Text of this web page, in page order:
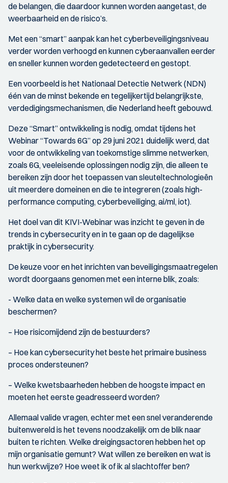
de belangen, die daardoor kunnen worden aangetast, de
weerbaarheid en de risico’s.
Met een “smart” aanpak kan het cyberbeveiligingsniveau
verder worden verhoogd en kunnen cyberaanvallen eerder
en sneller kunnen worden gedetecteerd en gestopt.
Een voorbeeld is het Nationaal Detectie Netwerk (NDN)
één van de minst bekende en tegelijkertijd belangrijkste,
verdedigingsmechanismen, die Nederland heeft gebouwd.
Deze “Smart” ontwikkeling is nodig, omdat tijdens het
Webinar “Towards 6G” op 29 juni 2021 duidelijk werd, dat
voor de ontwikkeling van toekomstige slimme netwerken,
zoals 6G, veeleisende oplossingen nodig zijn, die alleen te
bereiken zijn door het toepassen van sleuteltechnologieën
uit meerdere domeinen en die te integreren (zoals high-
performance computing, cyberbeveiliging, ai/ml, iot).
Het doel van dit KIVI-Webinar was inzicht te geven in de
trends in cybersecurity en in te gaan op de dagelijkse
praktijk in cybersecurity.
De keuze voor en het inrichten van beveiligingsmaatregelen
wordt doorgaans genomen met een interne blik, zoals:
- Welke data en welke systemen wil de organisatie
beschermen?
– Hoe risicomijdend zijn de bestuurders?
– Hoe kan cybersecurity het beste het primaire business
proces ondersteunen?
– Welke kwetsbaarheden hebben de hoogste impact en
moeten het eerste geadresseerd worden?
Allemaal valide vragen, echter met een snel veranderende
buitenwereld is het tevens noodzakelijk om de blik naar
buiten te richten. Welke dreigingsactoren hebben het op
mijn organisatie gemunt? Wat willen ze bereiken en wat is
hun werkwijze? Hoe weet ik of ik al slachtoffer ben?